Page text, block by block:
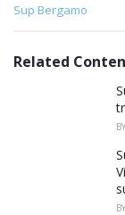
C
e
Sup Bergamo
Related
BY
BY